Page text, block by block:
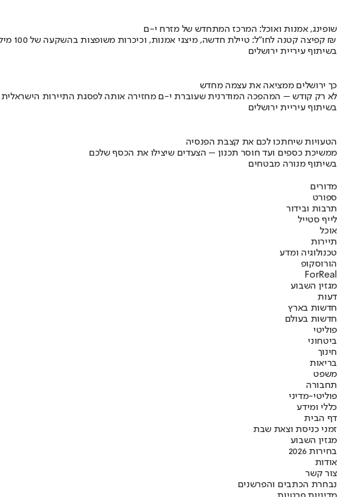
שופינג, אמנות ואוכל: המרכז המתחדש של מזרח י-ם
קפיצה קטנה לחו"ל: טיילת חדשה, מיצגי אמנות, וכיכרות משופצות בהשקעה של 100 מיליון ₪
בשיתוף עיריית ירושלים
כך ירושלים ממציאה את עצמה מחדש
לא רק קודש – המהפכה המודרנית שעוברת י-ם מחזירה אותה לפסגת התיירות הישראלית
בשיתוף עיריית ירושלים
הטעויות שיחתכו לכם את קצבת הפנסיה
ממשיכת כספים ועד חוסר תכנון – הצעדים שיצילו את הכסף שלכם
בשיתוף מנורה מבטחים
מדורים
ספורט
תרבות ובידור
לייף סטייל
אוכל
תיירות
טכנולוגיה ומדע
הורוסקופ
ForReal
מגזין השבוע
דעות
חדשות בארץ
חדשות בעולם
פוליטי
ביטחוני
חינוך
בריאות
משפט
תחבורה
פוליטי-מדיני
כללי ומידע
דף הבית
זמני כניסת וצאת שבת
מגזין השבוע
בחירות 2026
אודות
צור קשר
נבחרת הכתבים והפרשנים